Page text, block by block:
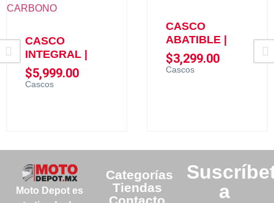
Cascos
CASCO
INTEGRAL |
$5,999.00 Cascos
CASCO
ABATIBLE |
$3,299.00
Moto Depot es
Categorías
Tiendas
Contacto
a